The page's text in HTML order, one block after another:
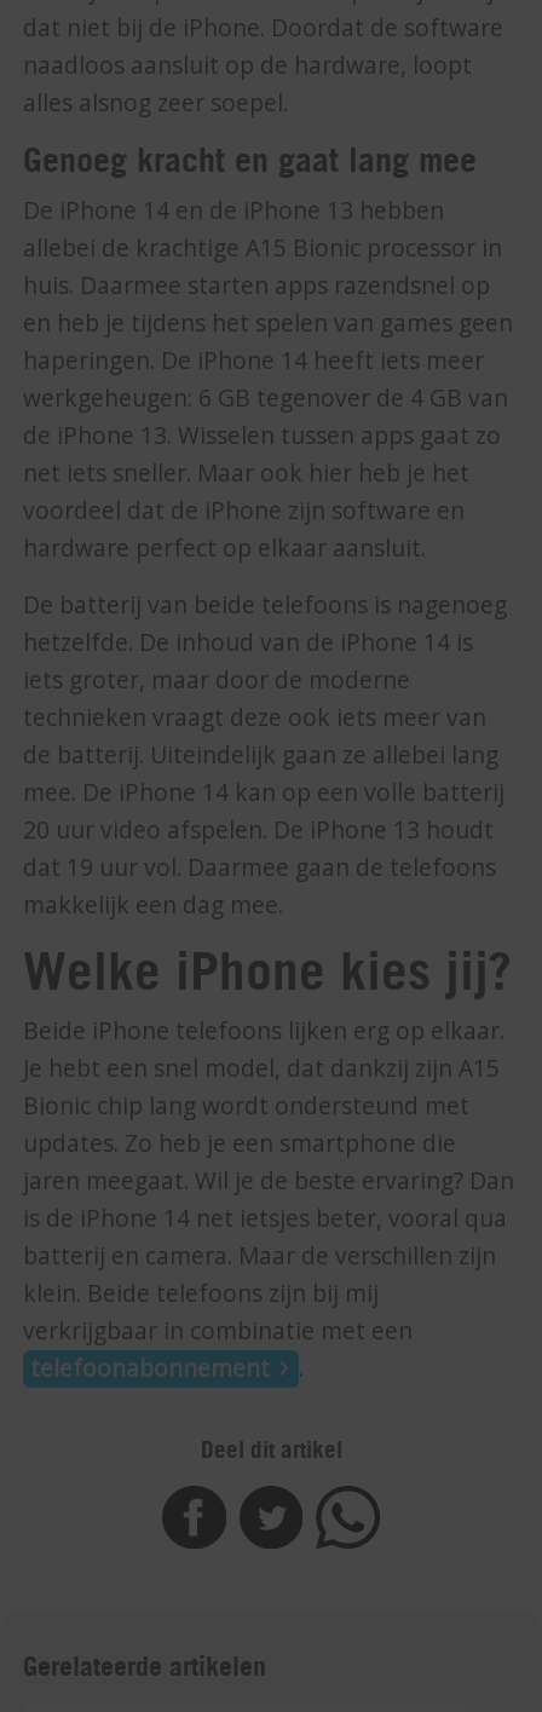
dat niet bij de iPhone. Doordat de software
naadloos aansluit op de hardware, loopt
alles alsnog zeer soepel.
Genoeg kracht en gaat lang mee
De iPhone 14 en de iPhone 13 hebben
allebei de krachtige A15 Bionic processor in
huis. Daarmee starten apps razendsnel op
en heb je tijdens het spelen van games geen
haperingen. De iPhone 14 heeft iets meer
werkgeheugen: 6 GB tegenover de 4 GB van
de iPhone 13. Wisselen tussen apps gaat zo
net iets sneller. Maar ook hier heb je het
voordeel dat de iPhone zijn software en
hardware perfect op elkaar aansluit.
De batterij van beide telefoons is nagenoeg
hetzelfde. De inhoud van de iPhone 14 is
iets groter, maar door de moderne
technieken vraagt deze ook iets meer van
de batterij. Uiteindelijk gaan ze allebei lang
mee. De iPhone 14 kan op een volle batterij
20 uur video afspelen. De iPhone 13 houdt
dat 19 uur vol. Daarmee gaan de telefoons
makkelijk een dag mee.
Welke iPhone kies jij?
Beide iPhone telefoons lijken erg op elkaar.
Je hebt een snel model, dat dankzij zijn A15
Bionic chip lang wordt ondersteund met
updates. Zo heb je een smartphone die
jaren meegaat. Wil je de beste ervaring? Dan
is de iPhone 14 net ietsjes beter, vooral qua
batterij en camera. Maar de verschillen zijn
klein. Beide telefoons zijn bij mij
verkrijgbaar in combinatie met een
telefoonabonnement
.
Deel dit artikel
Gerelateerde artikelen